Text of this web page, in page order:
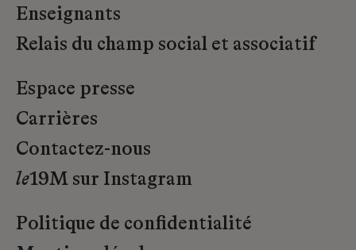
Enseignants
Relais du champ social et associatif
Espace presse
Carrières
Contactez-nous
le19M sur Instagram
Politique de confidentialité